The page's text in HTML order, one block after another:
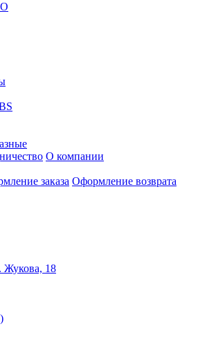
О компании
заказа Оформление возврата
Жукова, 18